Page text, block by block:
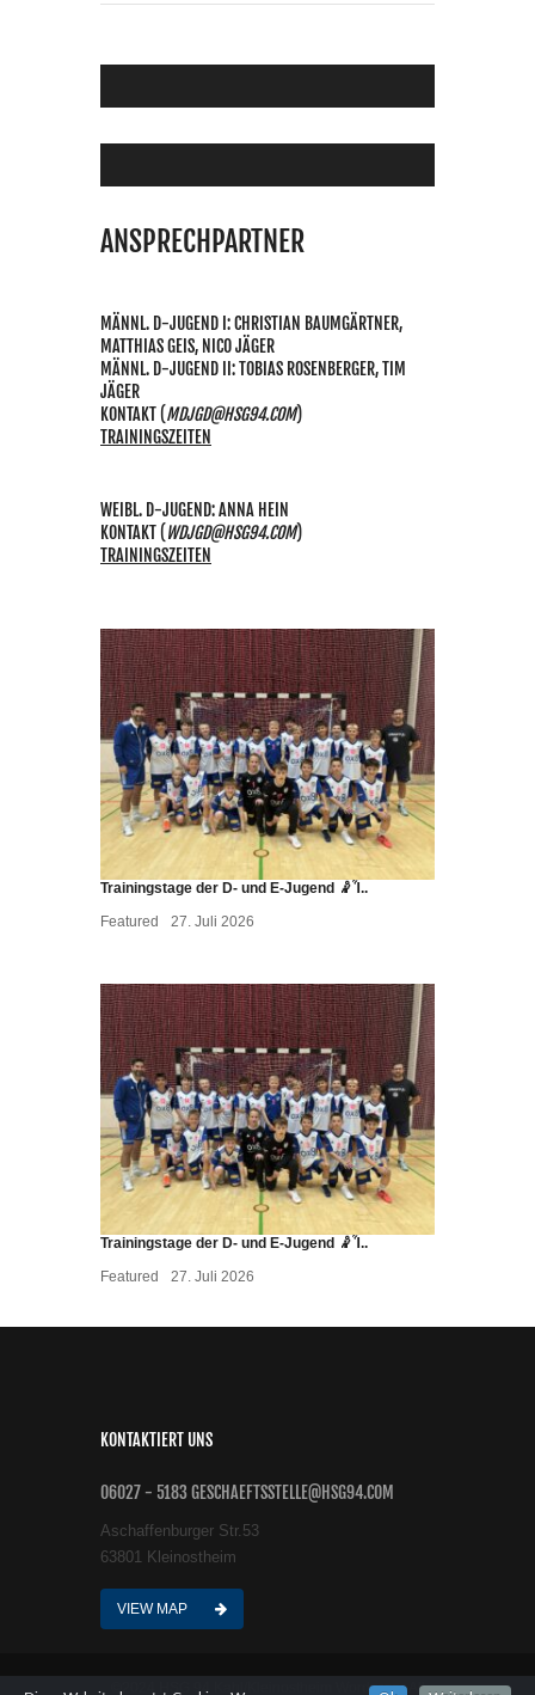
ANSPRECHPARTNER
MÄNNL. D-JUGEND I: CHRISTIAN BAUMGÄRTNER,
MATTHIAS GEIS, NICO JÄGER
MÄNNL. D-JUGEND II: TOBIAS ROSENBERGER, TIM
JÄGER
KONTAKT(MDJGD@HSG94.COM)
TRAININGSZEITEN
WEIBL. D-JUGEND: ANNA HEIN
KONTAKT( WDJGD@HSG94.COM)
TRAININGSZEITEN
Trainingstage der D- und E-Jugend 🤾Ἷ..
Featured
27. Juli 2026
Trainingstage der D- und E-Jugend 🤾Ἷ..
Featured
27. Juli 2026
KONTAKTIERT UNS
06027 - 5183 GESCHAEFTSSTELLE@HSG94.COM
Aschaffenburger Str.53
63801 Kleinostheim
VIEW MAP
©2024 HSG 94 Kahl/Kleinostheim Wordpress All